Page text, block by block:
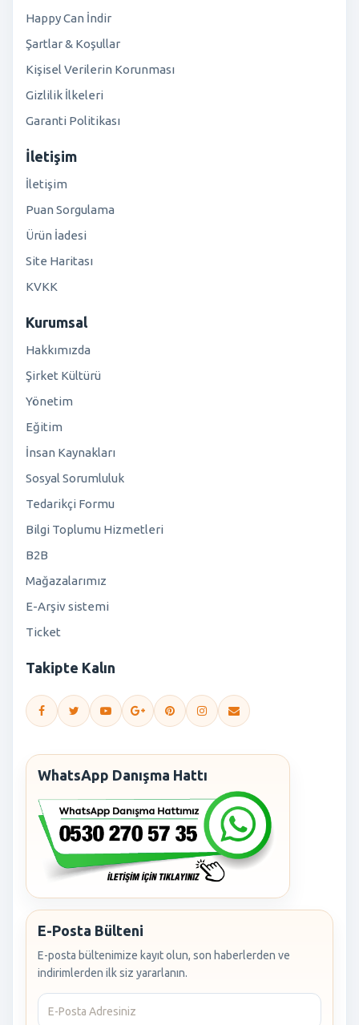
Happy Can İndir
Şartlar & Koşullar
Kişisel Verilerin Korunması
Gizlilik İlkeleri
Garanti Politikası
İletişim
İletişim
Puan Sorgulama
Ürün İadesi
Site Haritası
KVKK
Kurumsal
Hakkımızda
Şirket Kültürü
Yönetim
Eğitim
İnsan Kaynakları
Sosyal Sorumluluk
Tedarikçi Formu
Bilgi Toplumu Hizmetleri
B2B
Mağazalarımız
E-Arşiv sistemi
Ticket
Takipte Kalın
WhatsApp Danışma Hattı
E-Posta Bülteni
E-posta bültenimize kayıt olun, son haberlerden ve
indirimlerden ilk siz yararlanın.